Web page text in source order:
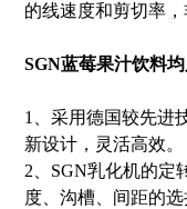
的线速度和剪切率，
SGN蓝莓果汁饮料
1、采用德国较先进
新设计，灵活高效。
2、SGN乳化机的定
度、沟槽、间距的选